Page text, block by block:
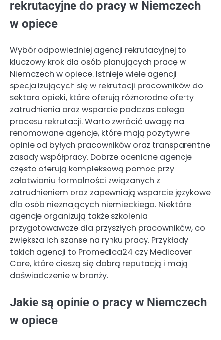
rekrutacyjne do pracy w Niemczech
w opiece
Wybór odpowiedniej agencji rekrutacyjnej to
kluczowy krok dla osób planujących pracę w
Niemczech w opiece. Istnieje wiele agencji
specjalizujących się w rekrutacji pracowników do
sektora opieki, które oferują różnorodne oferty
zatrudnienia oraz wsparcie podczas całego
procesu rekrutacji. Warto zwrócić uwagę na
renomowane agencje, które mają pozytywne
opinie od byłych pracowników oraz transparentne
zasady współpracy. Dobrze oceniane agencje
często oferują kompleksową pomoc przy
załatwianiu formalności związanych z
zatrudnieniem oraz zapewniają wsparcie językowe
dla osób nieznających niemieckiego. Niektóre
agencje organizują także szkolenia
przygotowawcze dla przyszłych pracowników, co
zwiększa ich szanse na rynku pracy. Przykłady
takich agencji to Promedica24 czy Medicover
Care, które cieszą się dobrą reputacją i mają
doświadczenie w branży.
Jakie są opinie o pracy w Niemczech
w opiece